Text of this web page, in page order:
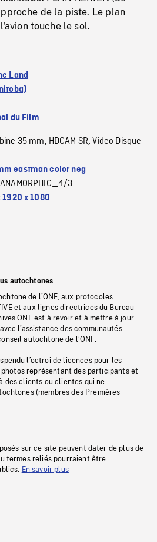
de la piste. Le plan
touche le sol.
Land
du Film
35 mm, HDCAM SR,Video Disque
eastman color neg
ANAMORPHIC_4/3
1920 x 1080
autochtones
de l’ONF, aux protocoles
et aux lignes directrices du Bureau
ONF est à revoir et à mettre à jour
l’assistance des communautés
autochtone de l’ONF.
l’octroi de licences pour les
représentant des participants et
des clients ou clientes qui ne
(membres des Premières
sur ce site peuvent dater de plus de
termes reliés pourraient être
En savoir plus